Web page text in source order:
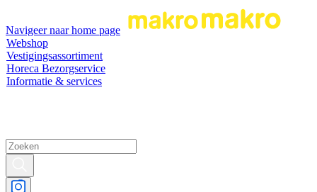
Navigeer naar home page
Webshop
Vestigingsassortiment
Horeca Bezorgservice
Informatie & services